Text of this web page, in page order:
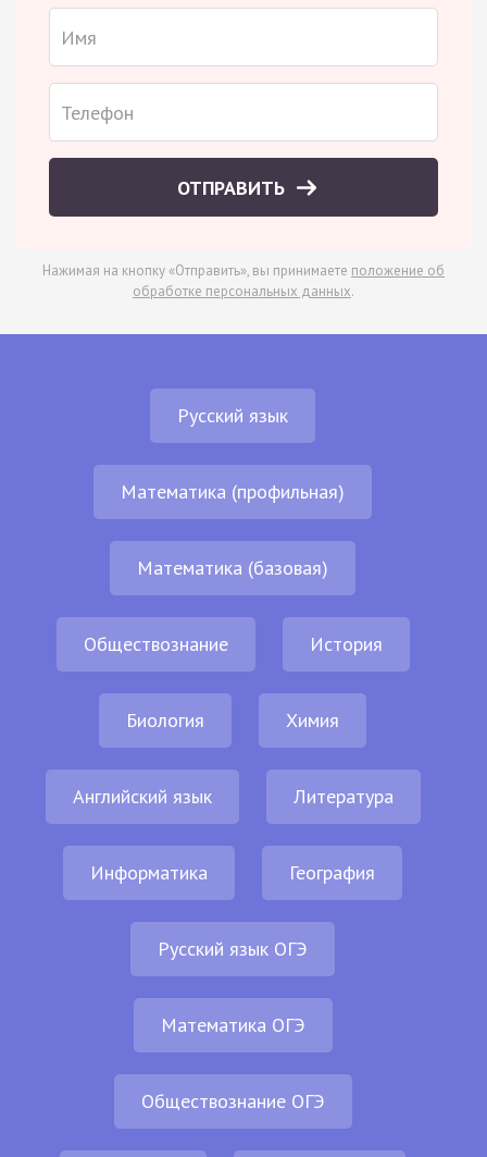
ОТПРАВИТЬ
Нажимая на кнопку «Отправить», вы принимаете положение об
обработке персональных данных.
Русский язык
Математика (профильная)
Математика (базовая)
Обществознание История
Биология Химия
Английский язык Литература
Информатика География
Русский язык ОГЭ
Математика ОГЭ
Обществознание ОГЭ